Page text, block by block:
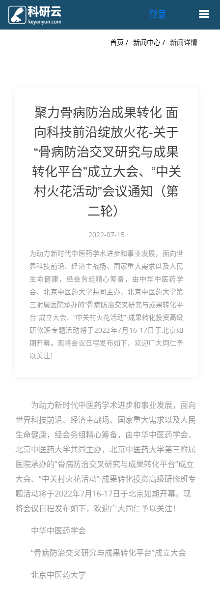
登录
首页 / 新闻中心 / 新闻详情
聚力骨病防治成果转化 面
向科技前沿绽放火花-关于
“骨病防治交叉研究与成果
转化平台”成立大会、“中关
村火花活动”会议通知（第
二轮）
2022-07-15
为助力新时代中医药学术进步和事业发展，面向世
界科技前沿、经济主战场、国家重大需求以及人民
生命健康，经会务组精心筹备，由中华中医药学
会、北京中医药大学共同主办，北京中医药大学第
三附属医院承办的“骨病防治交叉研究与成果转化平
台”成立大会、“中关村火花活动”·成果转化投资高级
研修班专题活动将于2022年7月16-17日于北京如
期开幕。现将会议日程发布如下，欢迎广大同仁予
以关注！‍
为助力新时代中医药学术进步和事业发展，面向
世界科技前沿、经济主战场、国家重大需求以及人民
生命健康，经会务组精心筹备，由中华中医药学会、
北京中医药大学共同主办，北京中医药大学第三附属
医院承办的“骨病防治交叉研究与成果转化平台”成立
大会、“中关村火花活动”·成果转化投资高级研修班专
题活动将于2022年7月16-17日于北京如期开幕。现
将会议日程发布如下，欢迎广大同仁予以关注！‍
中华中医药学会
“骨病防治交叉研究与成果转化平台”成立大会
北京中医药大学